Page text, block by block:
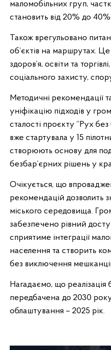
маломобільних груп,
становить від 20% до
Також врегульовано
об’єктів на маршрутах.
здоров’я, освіти та
соціального захисту,
Методичні рекомендації
уніфікацію підходів у
сталості проєкту “Рух без
вже стартувала у 15
створюють основу для
безбар’єрних рішень у
Очікується, що
рекомендацій дозволить
міського середовища.
забезпечено рівний
сприятиме інтеграції
населення та створить
без виключення
Нагадаємо, що реалізація
передбачена до 2030
облаштування – 2025 рік.